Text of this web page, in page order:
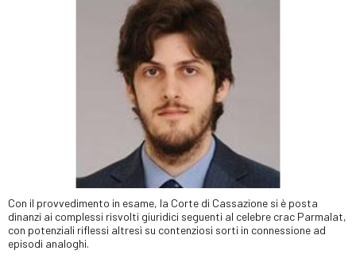
Con il provvedimento in esame, la Corte di Cassazione si è posta
dinanzi ai complessi risvolti giuridici seguenti al celebre crac Parmalat,
con potenziali riflessi altresì su contenziosi sorti in connessione ad
episodi analoghi.